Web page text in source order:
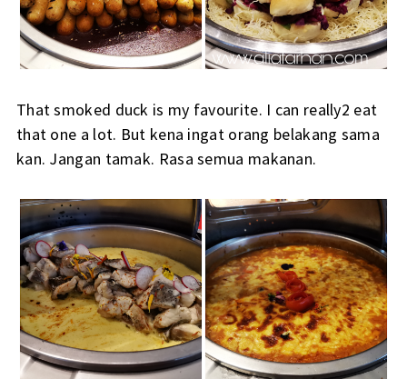
That smoked duck is my favourite. I can really2 eat
that one a lot. But kena ingat orang belakang sama
kan. Jangan tamak. Rasa semua makanan.